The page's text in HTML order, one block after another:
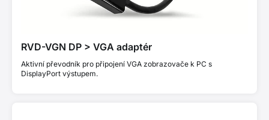
RVD-VGN DP > VGA adaptér
Aktivní převodník pro připojení VGA zobrazovače k PC s
DisplayPort výstupem.